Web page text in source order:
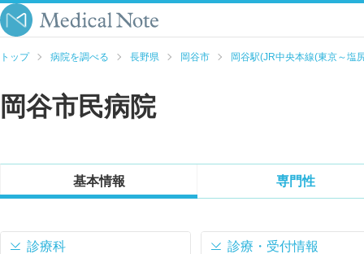
トップ 病院を調べる 長野県 岡谷市 岡谷駅(JR中央本線(東京～塩
岡谷市民病院
基本情報 専門性
診療科 診療・受付情報